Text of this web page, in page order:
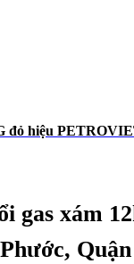
đỏ hiệu
gas xám